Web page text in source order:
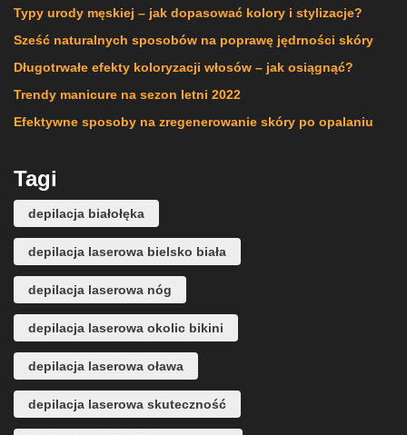
Typy urody męskiej – jak dopasować kolory i stylizacje?
Sześć naturalnych sposobów na poprawę jędrności skóry
Długotrwałe efekty koloryzacji włosów – jak osiągnąć?
Trendy manicure na sezon letni 2022
Efektywne sposoby na zregenerowanie skóry po opalaniu
Tagi
depilacja białołęka
depilacja laserowa bielsko biała
depilacja laserowa nóg
depilacja laserowa okolic bikini
depilacja laserowa oława
depilacja laserowa skuteczność